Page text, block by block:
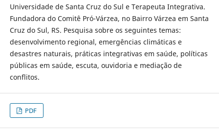
Universidade de Santa Cruz do Sul e Terapeuta Integrativa.
Fundadora do Comitê Pró-Várzea, no Bairro Várzea em Santa
Cruz do Sul, RS. Pesquisa sobre os seguintes temas:
desenvolvimento regional, emergências climáticas e
desastres naturais, práticas integrativas em saúde, políticas
públicas em saúde, escuta, ouvidoria e mediação de
conflitos.
PDF